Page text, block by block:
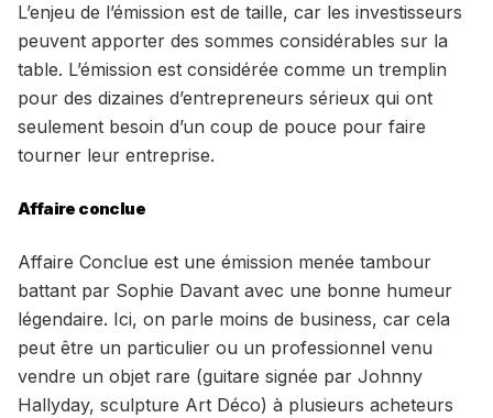
L’enjeu de l’émission est de taille, car les investisseurs
peuvent apporter des sommes considérables sur la
table. L’émission est considérée comme un tremplin
pour des dizaines d’entrepreneurs sérieux qui ont
seulement besoin d’un coup de pouce pour faire
tourner leur entreprise.
Affaire conclue
Affaire Conclue est une émission menée tambour
battant par Sophie Davant avec une bonne humeur
légendaire. Ici, on parle moins de business, car cela
peut être un particulier ou un professionnel venu
vendre un objet rare (guitare signée par Johnny
Hallyday, sculpture Art Déco) à plusieurs acheteurs